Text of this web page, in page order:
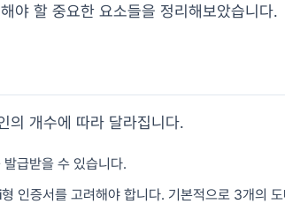
야 할 중요한 요소들을 정리해보았습니다.
의 개수에 따라 달라집니다.
급받을 수 있습니다.
인증서를 고려해야 합니다. 기본적으로 3개의 도